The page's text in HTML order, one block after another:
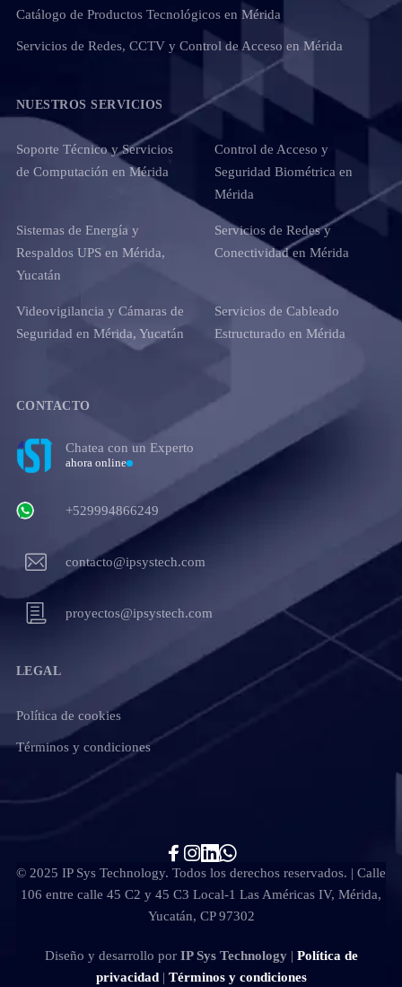
Catálogo de Productos Tecnológicos en Mérida
Servicios de Redes, CCTV y Control de Acceso en Mérida
NUESTROS SERVICIOS
Soporte Técnico y Servicios
de Computación en Mérida
Control de Acceso y
Seguridad Biométrica en
Mérida
Sistemas de Energía y
Respaldos UPS en Mérida,
Yucatán
Servicios de Redes y
Conectividad en Mérida
Videovigilancia y Cámaras de
Seguridad en Mérida, Yucatán
Servicios de Cableado
Estructurado en Mérida
CONTACTO
Chatea con un Experto
ahora online
+529994866249
contacto@ipsystech.com
proyectos@ipsystech.com
LEGAL
Política de cookies
Términos y condiciones
© 2025 IP Sys Technology. Todos los derechos reservados. | Calle
106 entre calle 45 C2 y 45 C3 Local-1 Las Américas IV, Mérida,
Yucatán, CP 97302
Diseño y desarrollo por IP Sys Technology| Política de
privacidad| Términos y condiciones